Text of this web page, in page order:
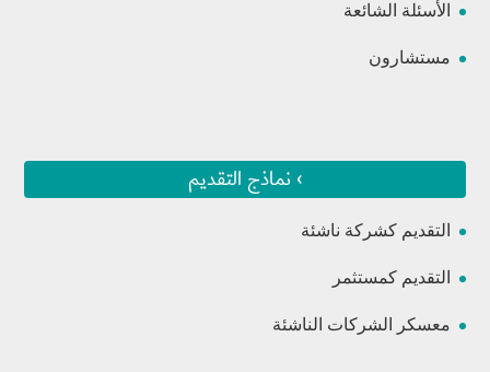
الأسئلة الشائعة
مستشارون
› نماذج التقديم
التقديم كشركة ناشئة
التقديم كمستثمر
معسكر الشركات الناشئة